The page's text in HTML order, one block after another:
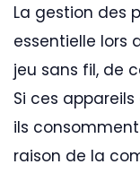
La gestion des
essentielle lors
jeu sans fil, de
Si ces
ils
raison de la